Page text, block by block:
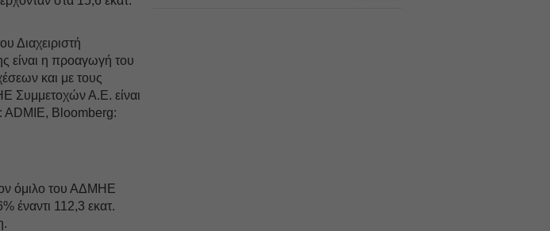
Διαχειριστή
είναι η προαγωγή του
και με τους
Συμμετοχών Α.Ε. είναι
ADMIE, Bloomberg:
όμιλο του ΑΔΜΗΕ
έναντι 112,3 εκατ.